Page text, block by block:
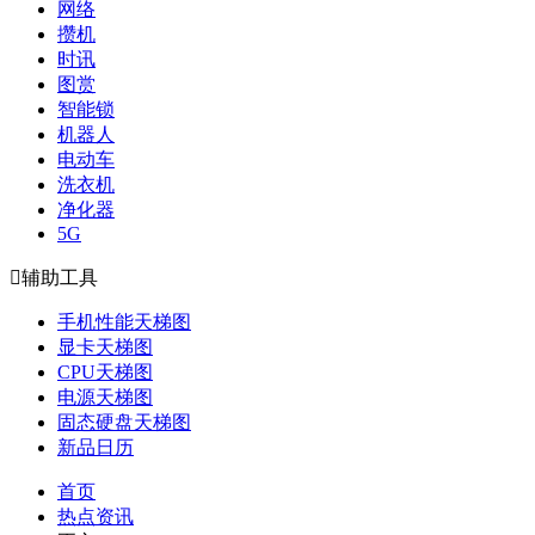
网络
攒机
时讯
图赏
智能锁
机器人
电动车
洗衣机
净化器
5G
辅助工具
手机性能天梯图
显卡天梯图
CPU天梯图
电源天梯图
固态硬盘天梯图
新品日历
首页
热点资讯